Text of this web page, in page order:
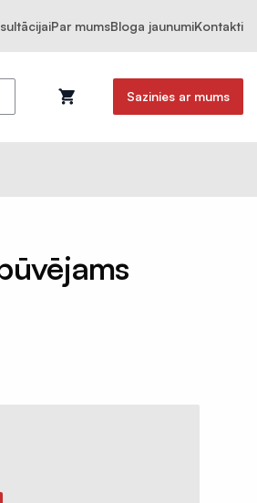
Par mumsBloga jaunumiKontakti
Sazinies ar mums